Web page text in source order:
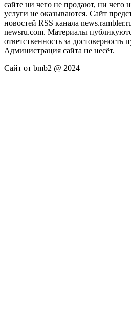
сайте ни чего не продают, ни чего
услуги не оказываются. Сайт
новостей RSS канала
newsru.com. Материалы
ответственность за достоверность
Администрация сайта не несёт.
Сайт от bmb2 @ 2024